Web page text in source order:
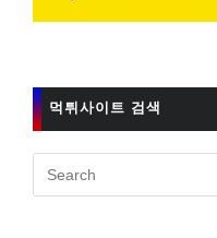
먹튀사이트 검색